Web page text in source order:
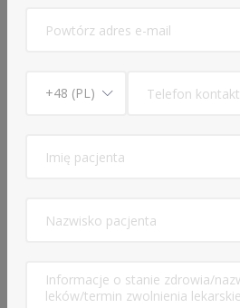
– zaburzeń afektywnych
– zaburzeń związanych ze stresem
– uzależnienia od alkoholu oraz
Oferowane usługi
Psychiatra
3 Usługi